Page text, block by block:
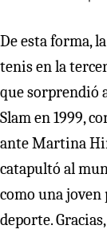
De esta forma,
tenis en la
que sorprendió
Slam en 1999,
ante Martina
catapultó al
como una joven
deporte.